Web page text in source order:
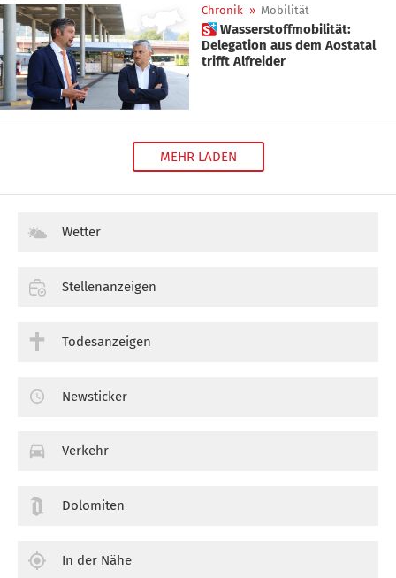
Chronik » Mobilität
 Wasserstoffmobilität:
Delegation aus dem Aostatal
trifft Alfreider
MEHR LADEN
Wetter
Stellenanzeigen
Todesanzeigen
Newsticker
Verkehr
Dolomiten
In der Nähe